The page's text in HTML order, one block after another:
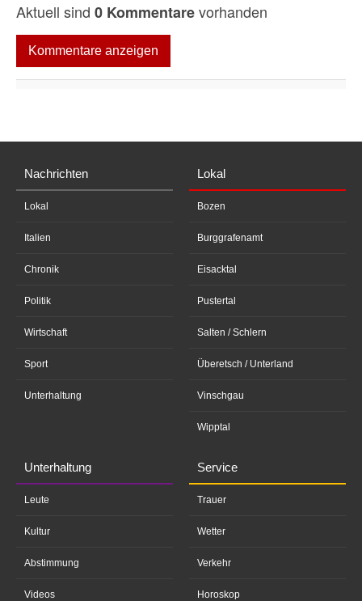
Aktuell sind 0 Kommentarevorhanden
Kommentare anzeigen
Nachrichten
Lokal
Italien
Chronik
Politik
Wirtschaft
Sport
Unterhaltung
Lokal
Bozen
Burggrafenamt
Eisacktal
Pustertal
Salten / Schlern
Überetsch / Unterland
Vinschgau
Wipptal
Unterhaltung
Leute
Kultur
Abstimmung
Videos
Service
Trauer
Wetter
Verkehr
Horoskop